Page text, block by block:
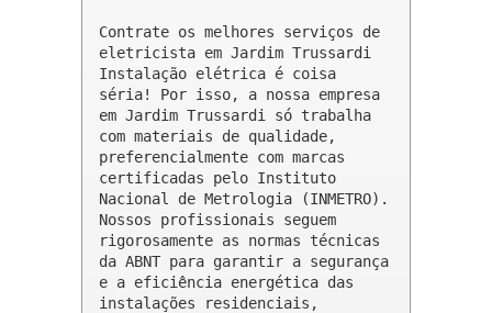
Contrate os melhores serviços de
eletricista em Jardim Trussardi
Instalação elétrica é coisa
séria! Por isso, a nossa empresa
em Jardim Trussardi só trabalha
com materiais de qualidade,
preferencialmente com marcas
certificadas pelo Instituto
Nacional de Metrologia (INMETRO).
Nossos profissionais seguem
rigorosamente as normas técnicas
da ABNT para garantir a segurança
e a eficiência energética das
instalações residenciais,